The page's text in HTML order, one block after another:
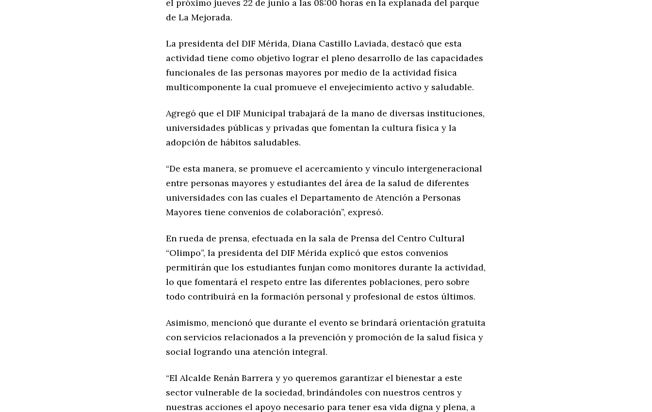
el próximo jueves 22 de junio a las 08:00 horas en la explanada del parque
de La Mejorada.
La presidenta del DIF Mérida, Diana Castillo Laviada, destacó que esta
actividad tiene como objetivo lograr el pleno desarrollo de las capacidades
funcionales de las personas mayores por medio de la actividad física
multicomponente la cual promueve el envejecimiento activo y saludable.
Agregó que el DIF Municipal trabajará de la mano de diversas instituciones,
universidades públicas y privadas que fomentan la cultura física y la
adopción de hábitos saludables.
“De esta manera, se promueve el acercamiento y vínculo intergeneracional
entre personas mayores y estudiantes del área de la salud de diferentes
universidades con las cuales el Departamento de Atención a Personas
Mayores tiene convenios de colaboración”, expresó.
En rueda de prensa, efectuada en la sala de Prensa del Centro Cultural
“Olimpo”, la presidenta del DIF Mérida explicó que estos convenios
permitirán que los estudiantes funjan como monitores durante la actividad,
lo que fomentará el respeto entre las diferentes poblaciones, pero sobre
todo contribuirá en la formación personal y profesional de estos últimos.
Asimismo, mencionó que durante el evento se brindará orientación gratuita
con servicios relacionados a la prevención y promoción de la salud física y
social logrando una atención integral.
“El Alcalde Renán Barrera y yo queremos garantizar el bienestar a este
sector vulnerable de la sociedad, brindándoles con nuestros centros y
nuestras acciones el apoyo necesario para tener esa vida digna y plena, a